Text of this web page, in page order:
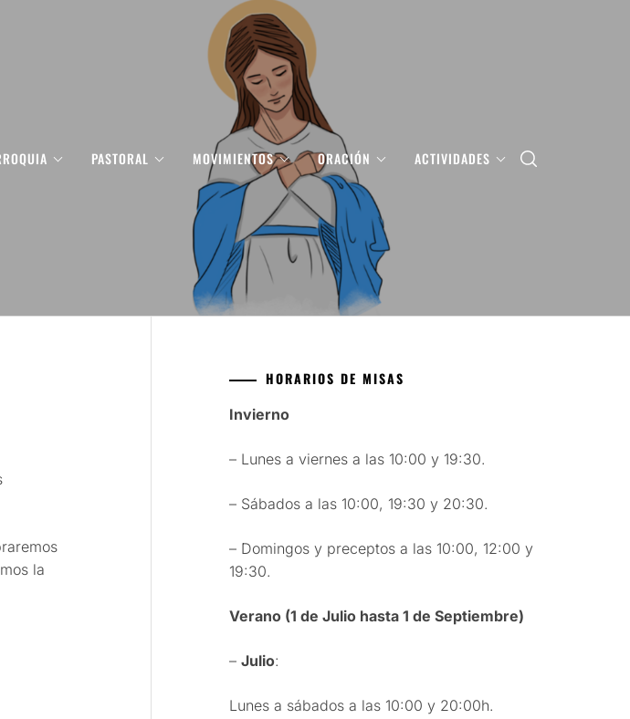
PASTORAL MOVIMIENTOS ORACIÓN ACTIVIDADES
la
HORARIOS DE MISAS
Invierno
– Lunes a viernes a las 10:00 y 19:30.
– Sábados a las 10:00, 19:30 y 20:30.
– Domingos y preceptos a las 10:00, 12:00 y
19:30.
Verano (1 de Julio hasta 1 de Septiembre)
–Julio:
Lunes a sábados a las 10:00 y 20:00h.